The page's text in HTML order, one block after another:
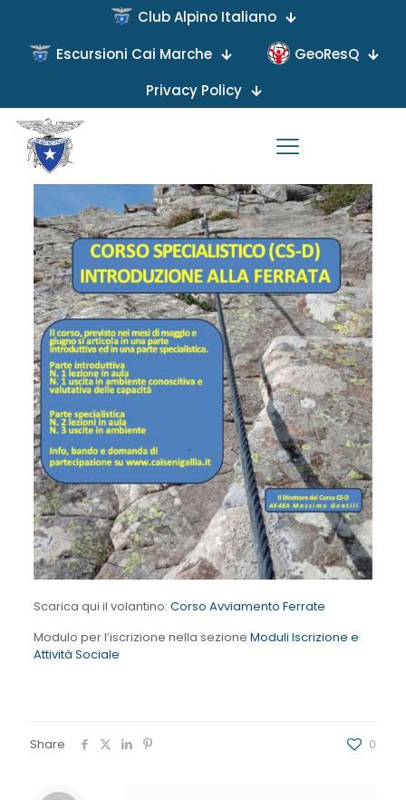
Club Alpino Italiano
Escursioni Cai Marche
GeoResQ
Privacy Policy
Scarica qui il volantino: Corso Avviamento Ferrate
Modulo per l’iscrizione nella sezione Moduli Iscrizione e
Attività Sociale
Share 0